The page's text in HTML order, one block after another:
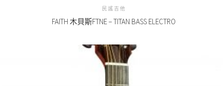
民謠吉他
FAITH 木貝斯FTNE – TITAN BASS ELECTRO